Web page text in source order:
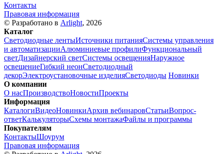
Контакты
Правовая информация
© Разработано в Arlight, 2026
Каталог
Светодиодные лентыИсточники питанияСистемы управления
и автоматизацииАлюминиевые профилиФункциональный
светДизайнерский светСистемы освещенияНаружное
освещениеГибкий неонСветодиодный
декорЭлектроустановочные изделияСветодиоды Новинки
О компании
О насПроизводствоНовостиПроекты
Информация
КаталогиВидеоНовинкиАрхив вебинаровСтатьиВопрос-
ответКалькуляторыСхемы монтажаФайлы и программы
Покупателям
КонтактыШоурум
Правовая информация